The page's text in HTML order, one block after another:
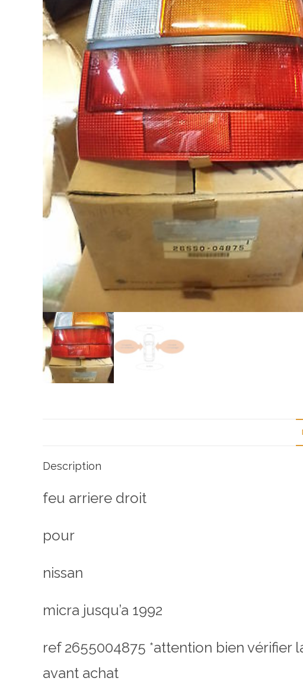
Description
feu arriere droit
pour
nissan
micra jusqu’a 1992
ref 2655004875 *attention bien vérifier
avant achat